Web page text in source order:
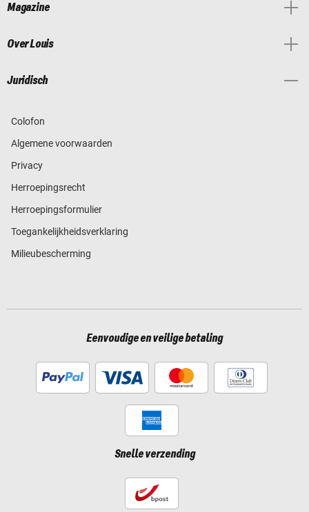
Magazine
Over Louis
Juridisch
Colofon
Algemene voorwaarden
Privacy
Herroepingsrecht
Herroepingsformulier
Toegankelijkheidsverklaring
Milieubescherming
Eenvoudige en veilige betaling
Snelle verzending